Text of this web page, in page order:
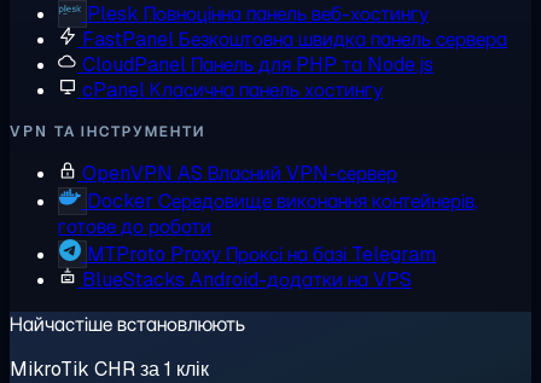
Plesk Повноцінна панель веб-хостингу
FastPanelБезкоштовна швидка панель сервера
CloudPanel Панель для PHP та Node.js
cPanelКласична панель хостингу
VPN ТА ІНСТРУМЕНТИ
OpenVPN AS Власний VPN-сервер
Docker Середовище виконання контейнерів,
готове до роботи
MTProto Proxy Проксі на базі Telegram
BlueStacks Android-додатки на VPS
Найчастіше встановлюють
MikroTik CHR за 1 клік